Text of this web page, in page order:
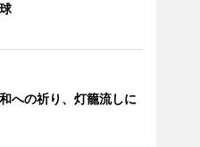
への祈り、灯籠流しに